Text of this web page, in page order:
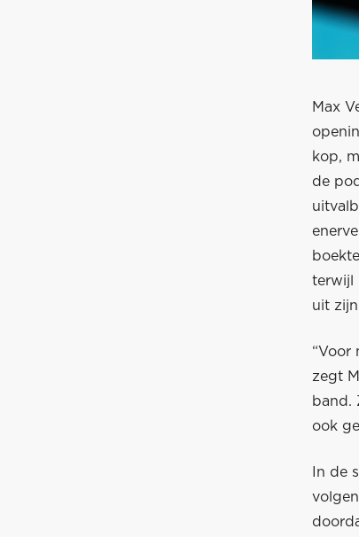
Max
kop,
de
terwijl
uit
“Voor
zegt
band.
ook
In de